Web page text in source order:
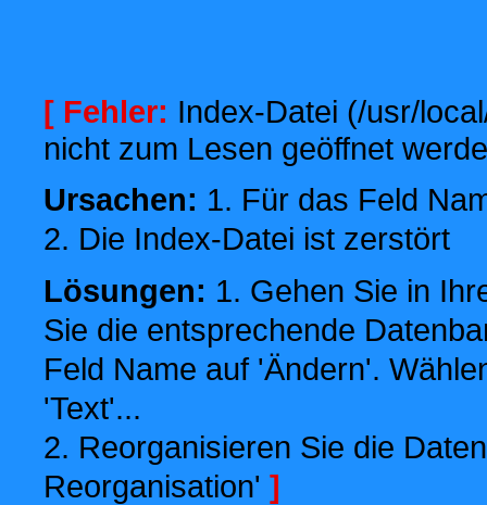
[ Fehler: Index-Datei (/usr/
nicht zum Lesen geöffnet
Ursachen: 1. Für das Feld
2. Die Index-Datei ist zerstört
Lösungen: 1. Gehen Sie in
Sie die entsprechende
Feld Name auf 'Ändern'.
'Text'...
2. Reorganisieren Sie die
Reorganisation' ]